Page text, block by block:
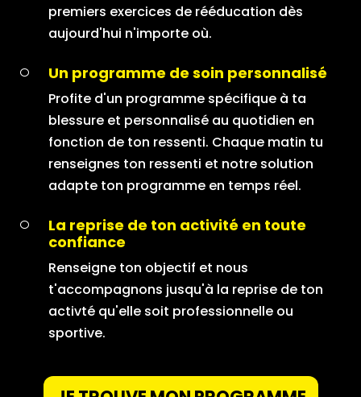
premiers exercices de rééducation dès
aujourd'hui n'importe où.
Un programme de soin personnalisé
Profite d'un programme spécifique à ta
blessure et personnalisé au quotidien en
fonction de ton ressenti. Chaque matin tu
renseignes ton ressenti et notre solution
adapte ton programme en temps réel.
La reprise de ton activité en toute
confiance
Renseigne ton objectif et nous
t'accompagnons jusqu'à la reprise de ton
activté qu'elle soit professionnelle ou
sportive.